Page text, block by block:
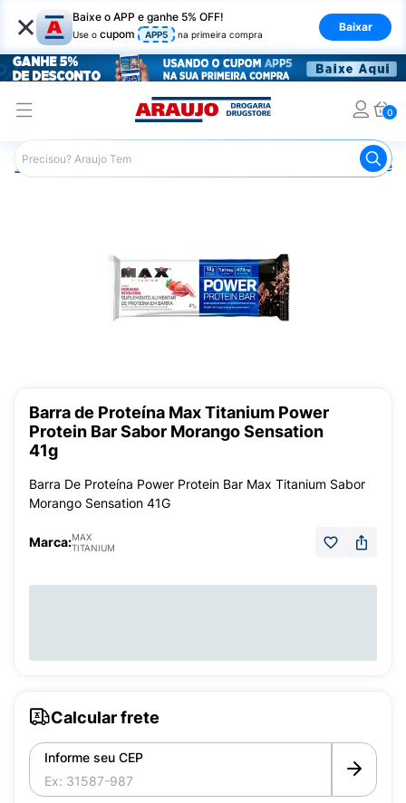
× Baixe o APP e ganhe 5% OFF!
Use o cupom APP5 na primeira compra
Baixar
0
Araujo Nutrição Saudável Barra de
Barra de Proteína Max Titanium Power
Protein Bar Sabor Morango Sensation
41g
Barra De Proteína Power Protein Bar Max Titanium Sabor
Morango Sensation 41G
Marca:MAX
TITANIUM
Calcular frete
Informe seu CEP